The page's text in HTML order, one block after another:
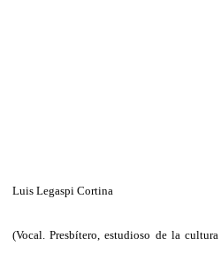
Luis Legaspi Cortina
(Vocal. Presbítero, estudioso de la